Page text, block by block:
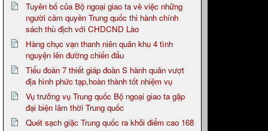
Tuyên bố của Bộ ngoại giao ta về việc những
người cầm quyền Trung quốc thi hành chính
sách thù địch với CHDCND Lào
Hàng chục vạn thanh niên quân khu 4 tình
nguyện lên đường chiến đấu
Tiểu đoàn 7 thiết giáp đoàn S hành quân vượt
địa hình phức tạp,hoàn thành tốt nhiệm vụ
Vụ trưởng vụ Trung quốc Bộ ngoại giao ta gặp
đại biện lâm thời Trung quốc
Quét sạch giặc Trung quốc ra khỏi điểm cao 168